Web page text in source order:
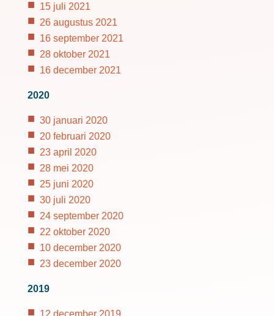
15 juli 2021
26 augustus 2021
16 september 2021
28 oktober 2021
16 december 2021
2020
30 januari 2020
20 februari 2020
23 april 2020
28 mei 2020
25 juni 2020
30 juli 2020
24 september 2020
22 oktober 2020
10 december 2020
23 december 2020
2019
12 december 2019